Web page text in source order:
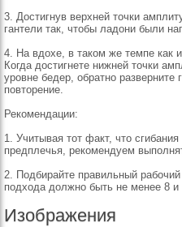
3. Достигнув верхней точки
гантели так, чтобы ладони были
4. На вдохе, в таком же темпе как
Когда достигнете нижней точки
уровне бедер, обратно
повторение.
Рекомендации:
1. Учитывая тот факт, что
предплечья, рекомендуем
2. Подбирайте правильный
подхода должно быть не менее 8 и
Изображения